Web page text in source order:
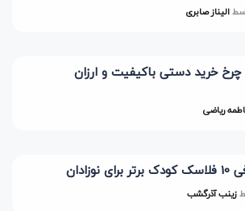
الیناز صابری
:10 مدل چرخ خرید دستی باکیفیت و ارزان
ریاضی
زینب آذرگشب